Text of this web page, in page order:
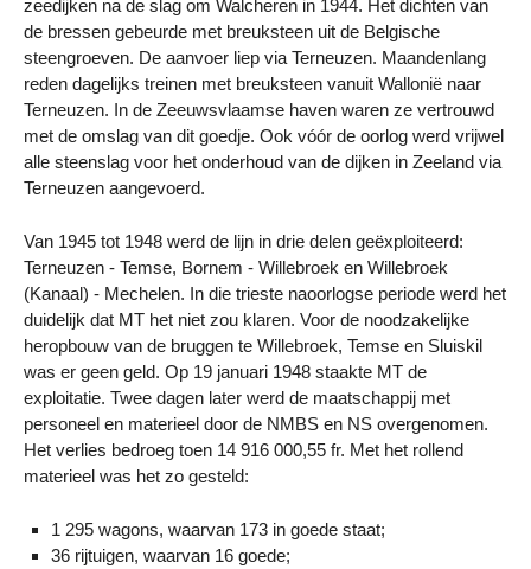
zeedijken na de slag om Walcheren in 1944. Het dichten van
de bressen gebeurde met breuksteen uit de Belgische
steengroeven. De aanvoer liep via Terneuzen. Maandenlang
reden dagelijks treinen met breuksteen vanuit Wallonië naar
Terneuzen. In de Zeeuwsvlaamse haven waren ze vertrouwd
met de omslag van dit goedje. Ook vóór de oorlog werd vrijwel
alle steenslag voor het onderhoud van de dijken in Zeeland via
Terneuzen aangevoerd.
Van 1945 tot 1948 werd de lijn in drie delen geëxploiteerd:
Terneuzen - Temse, Bornem - Willebroek en Willebroek
(Kanaal) - Mechelen. In die trieste naoorlogse periode werd het
duidelijk dat MT het niet zou klaren. Voor de noodzakelijke
heropbouw van de bruggen te Willebroek, Temse en Sluiskil
was er geen geld. Op 19 januari 1948 staakte MT de
exploitatie. Twee dagen later werd de maatschappij met
personeel en materieel door de NMBS en NS overgenomen.
Het verlies bedroeg toen 14 916 000,55 fr. Met het rollend
materieel was het zo gesteld:
1 295 wagons, waarvan 173 in goede staat;
36 rijtuigen, waarvan 16 goede;